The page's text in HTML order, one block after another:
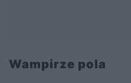
Wampirze pola